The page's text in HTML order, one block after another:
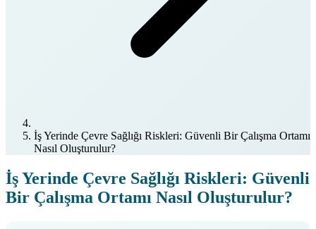
İş Yerinde Çevre Sağlığı Riskleri: Güvenli Bir Çalışma Ortamı
Nasıl Oluşturulur?
İş Yerinde Çevre Sağlığı Riskleri: Güvenli
Bir Çalışma Ortamı Nasıl Oluşturulur?